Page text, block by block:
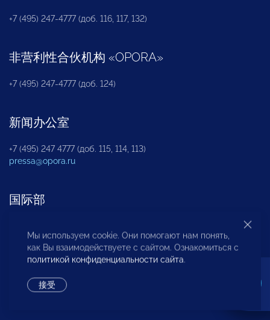
+7 (495) 247-4777 (доб. 116, 117, 132)
非营利性合伙机构 «OPORA»
+7 (495) 247-4777 (доб. 124)
新闻办公室
+7 (495) 247 4777 (доб. 115, 114, 113)
pressa@opora.ru
国际部
商投权益保护部
+7 (495) 247-4777 (доб. 112)
Мы используем cookie. Они помогают нам понять,
как Вы взаимодействуете с сайтом. Ознакомиться с
политикой конфиденциальности сайта.
接受